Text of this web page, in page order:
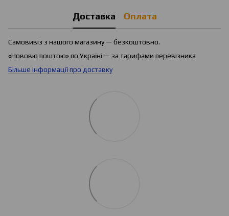
Доставка Оплата
Самовивіз з нашого магазину — безкоштовно.
«Нововю поштою» по Україні — за тарифами перевізника
Більше інформації про доставку